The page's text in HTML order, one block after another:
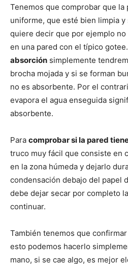
Tenemos que comprobar que la
uniforme, que esté bien limpia y
quiere decir que por ejemplo
en una pared con el típico
absorción simplemente
brocha mojada y si se forman
no es absorbente. Por el
evapora el agua enseguida
absorbente.
Para comprobar si la pared
truco muy fácil que consiste en
en la zona húmeda y dejarlo
condensación debajo del papel
debe dejar secar por completo
continuar.
También tenemos que confirmar
esto podemos hacerlo
mano, si se cae algo, es mejor